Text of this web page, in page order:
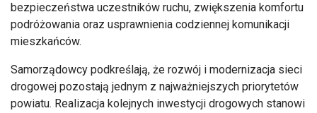
bezpieczeństwa uczestników ruchu, zwiększenia komfortu
podróżowania oraz usprawnienia codziennej komunikacji
mieszkańców.
Samorządowcy podkreślają, że rozwój i modernizacja sieci
drogowej pozostają jednym z najważniejszych priorytetów
powiatu. Realizacja kolejnych inwestycji drogowych stanowi